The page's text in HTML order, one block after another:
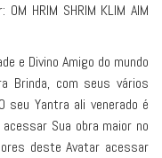
HRIM SHRIM KLIM AIM
e Divino Amigo do mundo
Brinda, com seus vários
seu Yantra ali venerado é
Sua obra maior no
deste Avatar acessar